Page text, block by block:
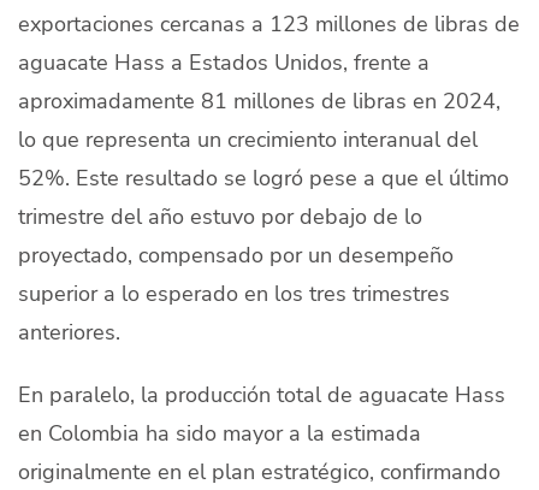
exportaciones cercanas a 123 millones de libras de
aguacate Hass a Estados Unidos, frente a
aproximadamente 81 millones de libras en 2024,
lo que representa un crecimiento interanual del
52%. Este resultado se logró pese a que el último
trimestre del año estuvo por debajo de lo
proyectado, compensado por un desempeño
superior a lo esperado en los tres trimestres
anteriores.
En paralelo, la producción total de aguacate Hass
en Colombia ha sido mayor a la estimada
originalmente en el plan estratégico, confirmando